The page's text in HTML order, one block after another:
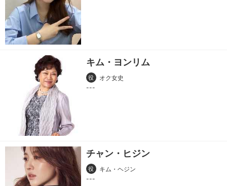
キム・ヨンリム
役 オク女史
チャン・ヒジン
役 キム・ヘジン